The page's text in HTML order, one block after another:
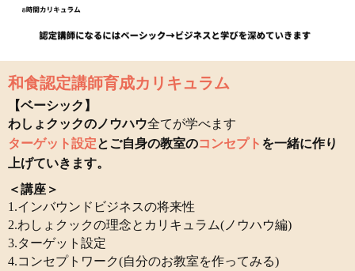
和食認定講師育成カリキュラム
【ベーシック】
わしょクックのノウハウ全てが学べます
ターゲット設定とご自身の教室のコンセプト を一緒に作り
上げていきます。
＜講座＞
1.インバウンドビジネスの将来性
2.わしょクックの理念とカリキュラム(ノウハウ編)
3.ターゲット設定
4.コンセプトワーク(自分のお教室を作ってみる)